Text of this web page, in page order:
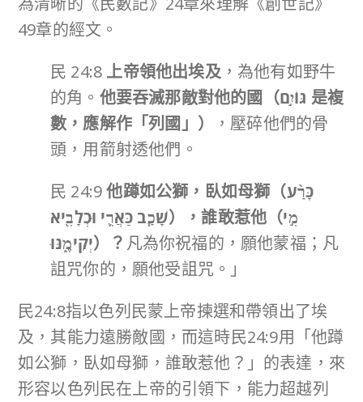
49章的經文。
民 24:8 上帝領他出埃及，為他有如野牛
的角。 他要吞滅那敵對他的國（גּוֹיִ֣ם 是複
數，應解作「列國」）
，壓碎他們的骨
頭，用箭射透他們。
民 24:9他蹲如公獅，臥如母獅（כָּרַ֨ע
שָׁכַ֧ב כַּאֲרִ֛י וּכְלָבִ֖יא），誰敢惹他（מִ֣י
יְקִימֶ֑נּוּ）？ 凡為你祝福的，願他蒙福；凡
詛咒你的，願他受詛咒。」
民24:8指以色列民蒙上帝揀選和帶領出了埃
及，其能力遠勝敵國，而這時民24:9用「他蹲
如公獅，臥如母獅，誰敢惹他？」的表達，來
形容以色列民在上帝的引領下，能力超越列